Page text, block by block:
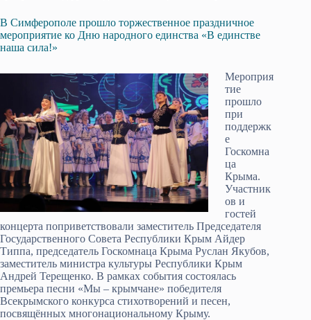
В Симферополе прошло торжественное праздничное
мероприятие ко Дню народного единства «В единстве
наша сила!»
Мероприя
тие
прошло
при
поддержк
е
Госкомна
ца
Крыма.
Участник
ов и
гостей
концерта поприветствовали заместитель Председателя
Государственного Совета Республики Крым Айдер
Типпа, председатель Госкомнаца Крыма Руслан Якуб­ов,
заместитель министра культуры Республики Крым
Андрей Терещенко. В рамках события состоялась
премьера песни «Мы – крымчане» победителя
Всекрымского конкурса стихотворений и песен,
посвящённых многонациональному Крыму.